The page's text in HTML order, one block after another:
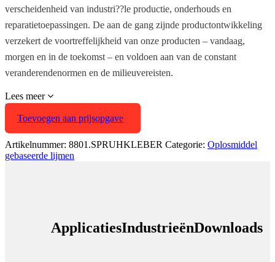
verscheidenheid van industri??le productie, onderhouds en
reparatietoepassingen. De aan de gang zijnde productontwikkeling
verzekert de voortreffelijkheid van onze producten – vandaag,
morgen en in de toekomst – en voldoen aan van de constant
veranderendenormen en de milieuvereisten.
Lees meer
Lees minder
Toevoegen aan prijsopgave
Artikelnummer: 8801.SPRUHKLEBER Categorie: Oplosmiddel
gebaseerde lijmen
ApplicatiesIndustrieënDownloads